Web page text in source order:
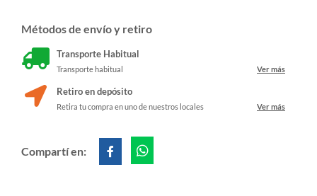
Métodos de envío y retiro
Transporte Habitual
Transporte habitual Ver más
Retiro en depósito
Retira tu compra en uno de nuestros locales Ver más
Compartí en: